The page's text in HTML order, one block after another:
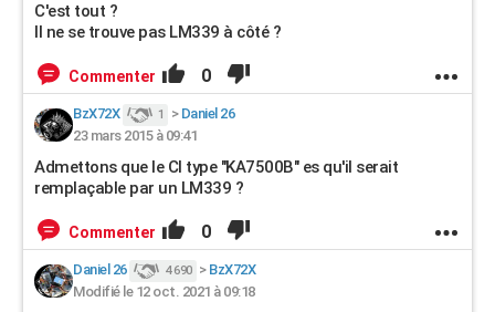
C'est tout ?
Il ne se trouve pas LM339 à côté ?
Commenter 0
BzX72X 1 > Daniel 26
23 mars 2015 à 09:41
Admettons que le CI type "KA7500B" es qu'il serait
remplaçable par un LM339 ?
Commenter 0
Daniel 26 4 690 > BzX72X
Modifié le 12 oct. 2021 à 09:18